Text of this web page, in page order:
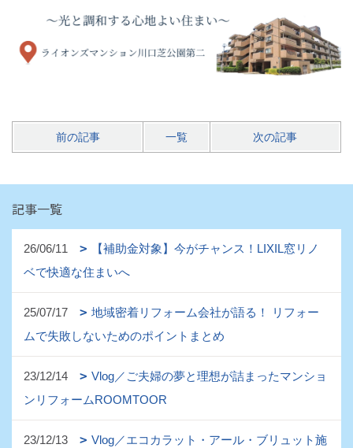
前の記事 一覧 次の記事
記事一覧
26/06/11
【補助金対象】今がチャンス！LIXIL窓リノ
ベで快適な住まいへ
25/07/17
地域密着リフォーム会社が語る！ リフォー
ムで失敗しないためのポイントまとめ
23/12/14
Vlog／ご夫婦の夢と理想が詰まったマンショ
ンリフォームROOMTOOR
23/12/13
Vlog／エコカラット・アール・ブリュット施